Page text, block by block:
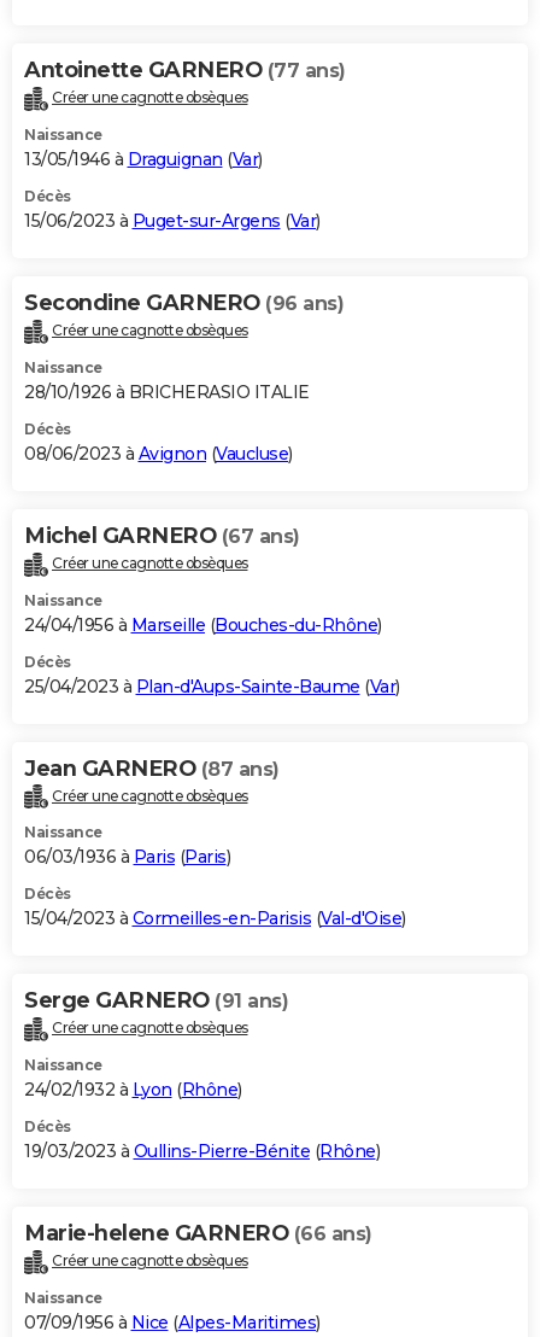
Antoinette GARNERO (77 ans)
Créer une cagnotte obsèques
Naissance
13/05/1946 à Draguignan (Var)
Décès
15/06/2023 à Puget-sur-Argens (Var)
Secondine GARNERO (96 ans)
Créer une cagnotte obsèques
Naissance
28/10/1926 à BRICHERASIO ITALIE
Décès
08/06/2023 à Avignon (Vaucluse)
Michel GARNERO (67 ans)
Créer une cagnotte obsèques
Naissance
24/04/1956 à Marseille (Bouches-du-Rhône)
Décès
25/04/2023 à Plan-d'Aups-Sainte-Baume (Var)
Jean GARNERO (87 ans)
Créer une cagnotte obsèques
Naissance
06/03/1936 à Paris (Paris)
Décès
15/04/2023 à Cormeilles-en-Parisis (Val-d'Oise)
Serge GARNERO (91 ans)
Créer une cagnotte obsèques
Naissance
24/02/1932 à Lyon (Rhône)
Décès
19/03/2023 à Oullins-Pierre-Bénite (Rhône)
Marie-helene GARNERO (66 ans)
Créer une cagnotte obsèques
Naissance
07/09/1956 à Nice (Alpes-Maritimes)